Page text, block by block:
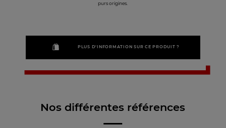
purs origines.
PLUS D'INFORMATION SUR CE PRODUIT ?
Nos différentes références